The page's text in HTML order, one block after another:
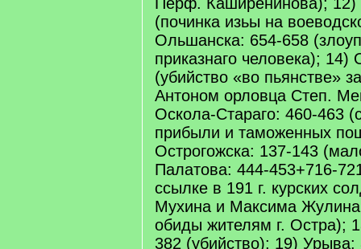
(починка изьы на
Ольшанска: 654-658
приказнаго человека);
(убийство «во пьянстве»
Антоном орловца Степ.
Оскола-Стараго: 460-463
прибыли и таможенных
Острогожска: 137-143
Палатова: 444-453+716-
ссылке в 191 г. курских
Мухина и Максима
обиды жителям г. Остра);
382 (убийство); 19) Урыва: